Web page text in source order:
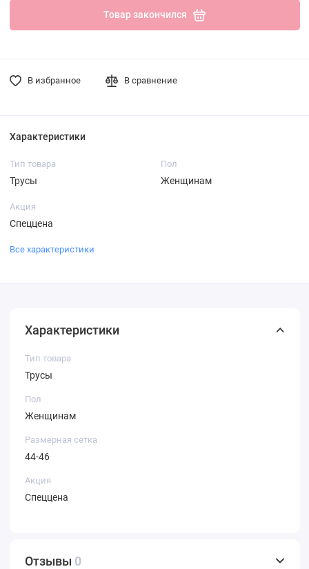
Товар закончился
В избранное В сравнение
Характеристики
Тип товара
Трусы
Пол
Женщинам
Акция
Спеццена
Все характеристики
Характеристики
Тип товара
Трусы
Пол
Женщинам
Размерная сетка
44-46
Акция
Спеццена
Отзывы 0